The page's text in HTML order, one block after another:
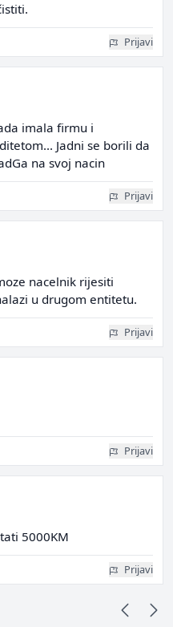
Prijavi
imala firmu i
Jadni se borili da
na svoj nacin
Prijavi
nacelnik rijesiti
u drugom entitetu.
Prijavi
Prijavi
5000KM
Prijavi